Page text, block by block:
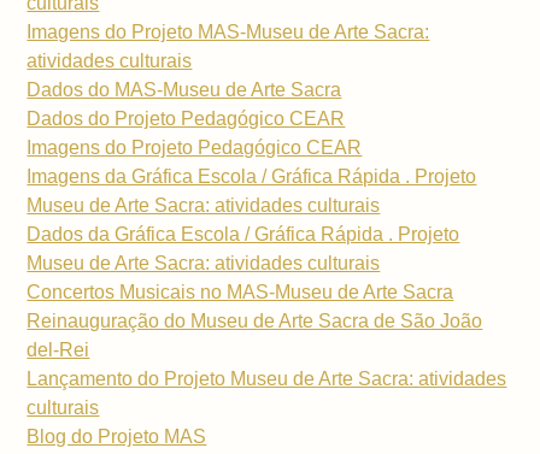
Imagens do Projeto MAS-Museu de Arte Sacra:
atividades culturais
Dados do MAS-Museu de Arte Sacra
Dados do Projeto Pedagógico CEAR
Imagens do Projeto Pedagógico CEAR
Imagens da Gráfica Escola / Gráfica Rápida . Projeto
Museu de Arte Sacra: atividades culturais
Dados da Gráfica Escola / Gráfica Rápida . Projeto
Museu de Arte Sacra: atividades culturais
Concertos Musicais no MAS-Museu de Arte Sacra
Reinauguração do Museu de Arte Sacra de São João
del-Rei
Lançamento do Projeto Museu de Arte Sacra: atividades
culturais
Blog do Projeto MAS